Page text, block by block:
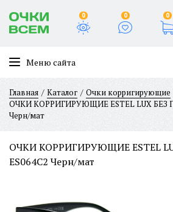
0 0 0
Меню сайта
Главная Каталог
Очки корригирующие
ОЧКИ КОРРИГИРУЮЩИЕ ESTEL LUX БЕЗ
Черн/мат
ОЧКИ КОРРИГИРУЮЩИЕ ESTEL
ES064C2 Черн/мат